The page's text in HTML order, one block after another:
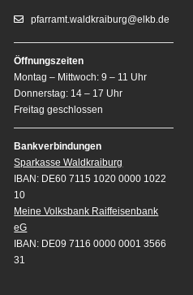
pfarramt.waldkraiburg@elkb.de
Öffnungszeiten
Montag – Mittwoch: 9 – 11 Uhr
Donnerstag: 14 – 17 Uhr
Freitag geschlossen
Bankverbindungen
Sparkasse Waldkraiburg
IBAN: DE60 7115 1020 0000 1022
10
Meine Volksbank Raiffeisenbank
eG
IBAN: DE09 7116 0000 0001 3566
31